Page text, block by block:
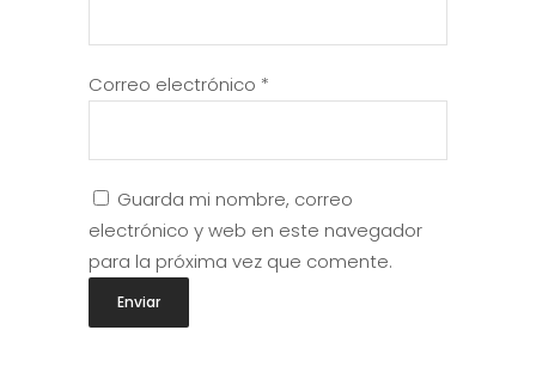
Correo electrónico *
Guarda mi nombre, correo
electrónico y web en este navegador
para la próxima vez que comente.